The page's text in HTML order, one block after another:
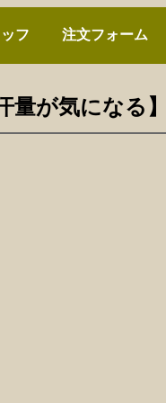
ッフ 注文フォーム
量が気になる】